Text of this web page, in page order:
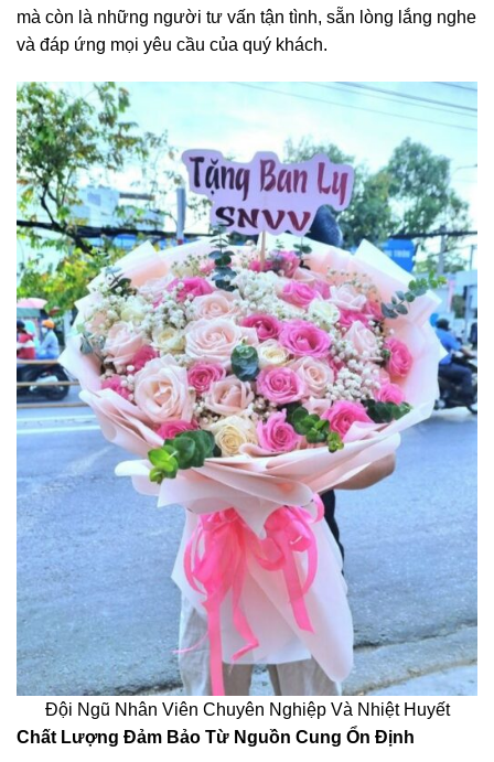
mà còn là những người tư vấn tận tình, sẵn lòng lắng nghe
và đáp ứng mọi yêu cầu của quý khách.
Đội Ngũ Nhân Viên Chuyên Nghiệp Và Nhiệt Huyết
Chất Lượng Đảm Bảo Từ Nguồn Cung Ổn Định